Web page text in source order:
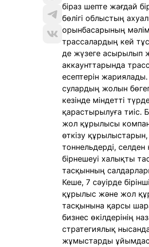
біраз шепте жағдай
бөлігі облыстың
орынбасарының
трассалардың кей
де жүзеге асырылып
аккаунттарында
есептерін
сулардың жолын
кезінде міндетті
қарастырылуға тиіс.
жол құрылысы
өткізу
тоннельдерді,
бірнешеуі халықты
тасқынның
Кеше, 7 сәуірде
құрылыс және жол
тасқынына қарсы
бизнес өкілдерінің
стратегиялық
жұмыстарды